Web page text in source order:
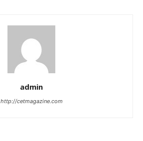
admin
http://cetmagazine.com